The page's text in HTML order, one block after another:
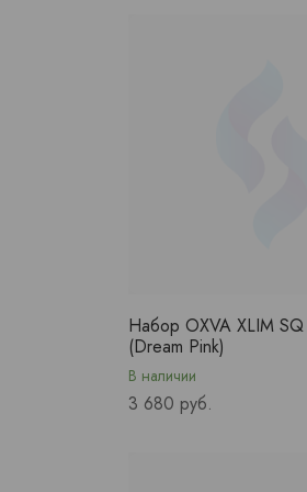
Набор OXVA XLIM
(Dream Pink)
В наличии
Price
3 680 руб.